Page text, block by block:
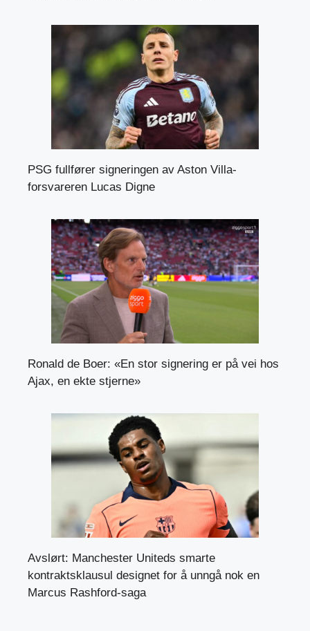
PSG fullfører signeringen av Aston Villa-
forsvareren Lucas Digne
Ronald de Boer: «En stor signering er på vei hos
Ajax, en ekte stjerne»
Avslørt: Manchester Uniteds smarte
kontraktsklausul designet for å unngå nok en
Marcus Rashford-saga